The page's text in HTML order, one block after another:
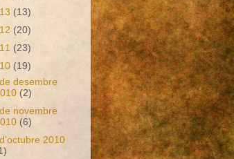
(13)
(20)
(23)
(19)
de desembre
(2)
de novembre
(6)
d’octubre 2010